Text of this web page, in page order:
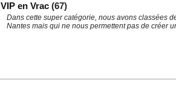
VIP en Vrac (67)
Dans cette super catégorie, nous avons classées
Nantes mais qui ne nous permettent pas de créer